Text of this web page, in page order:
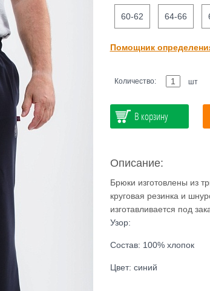
60-62 64-66
Помощник
Количество: шт
В корзину
Описание:
Брюки изготовлены из
круговая резинка и
изготавливается под
Узор:
Состав: 100% хлопок
Цвет: синий